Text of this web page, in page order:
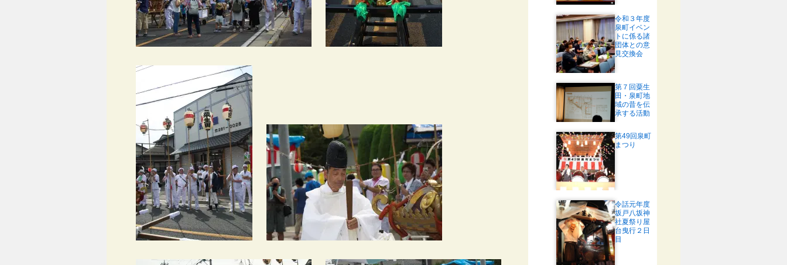
令和３年度
泉町イベン
トに係る諸
団体との意
見交換会
第７回粟生
田・泉町地
域の昔を伝
承する活動
第49回泉町
まつり
令話元年度
坂戸八坂神
社夏祭り屋
台曳行２日
目